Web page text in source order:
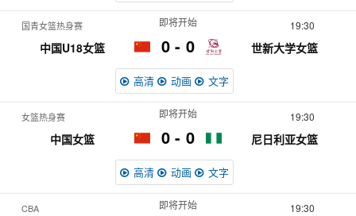
国青女篮热身赛 19:30
中国U18女篮 0
即将开始
世新大学女篮
0
高清 动画 文字
女篮热身赛 19:30
中国女篮 0
即将开始
尼日利亚女篮
0
高清 动画 文字
CBA 19:30
即将开始